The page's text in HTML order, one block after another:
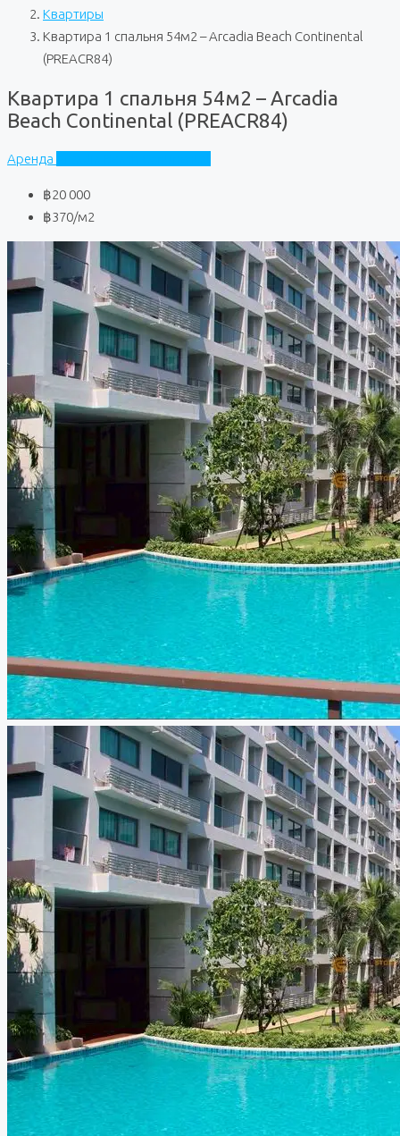
Квартиры
Квартира 1 спальня 54м2 – Arcadia Beach Continental
(PREACR84)
Квартира 1 спальня 54м2 – Arcadia
Beach Continental (PREACR84)
Аренда
฿20 000
฿370/м2